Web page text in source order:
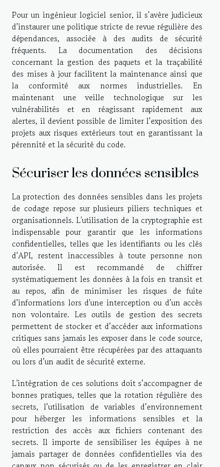
Pour un ingénieur logiciel senior, il s’avère judicieux
d’instaurer une politique stricte de revue régulière des
dépendances, associée à des audits de sécurité
fréquents. La documentation des décisions
concernant la gestion des paquets et la traçabilité
des mises à jour facilitent la maintenance ainsi que
la conformité aux normes industrielles. En
maintenant une veille technologique sur les
vulnérabilités et en réagissant rapidement aux
alertes, il devient possible de limiter l’exposition des
projets aux risques extérieurs tout en garantissant la
pérennité et la sécurité du code.
Sécuriser les données sensibles
La protection des données sensibles dans les projets
de codage repose sur plusieurs piliers techniques et
organisationnels. L'utilisation de la cryptographie est
indispensable pour garantir que les informations
confidentielles, telles que les identifiants ou les clés
d’API, restent inaccessibles à toute personne non
autorisée. Il est recommandé de chiffrer
systématiquement les données à la fois en transit et
au repos, afin de minimiser les risques de fuite
d’informations lors d'une interception ou d’un accès
non volontaire. Les outils de gestion des secrets
permettent de stocker et d’accéder aux informations
critiques sans jamais les exposer dans le code source,
où elles pourraient être récupérées par des attaquants
ou lors d’un audit de sécurité externe.
L'intégration de ces solutions doit s’accompagner de
bonnes pratiques, telles que la rotation régulière des
secrets, l’utilisation de variables d’environnement
pour héberger les informations sensibles et la
restriction des accès aux fichiers contenant des
secrets. Il importe de sensibiliser les équipes à ne
jamais partager de données confidentielles via des